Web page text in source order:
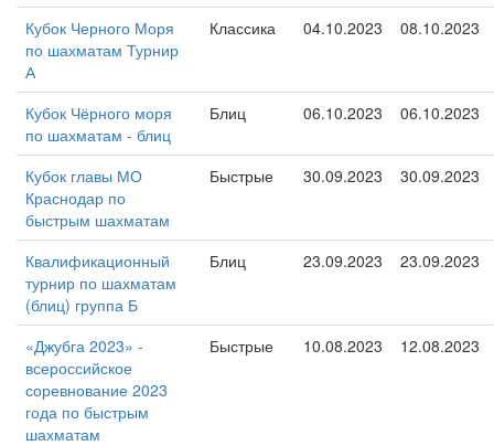
Кубок Черного Моря
по шахматам Турнир
А
Классика 04.10.2023 08.10.2023
Кубок Чёрного моря
по шахматам - блиц
Блиц 06.10.2023 06.10.2023
Кубок главы МО
Краснодар по
быстрым шахматам
Быстрые 30.09.2023 30.09.2023
Квалификационный
турнир по шахматам
(блиц) группа Б
Блиц 23.09.2023 23.09.2023
«Джубга 2023» -
всероссийское
соревнование 2023
года по быстрым
шахматам
Быстрые 10.08.2023 12.08.2023